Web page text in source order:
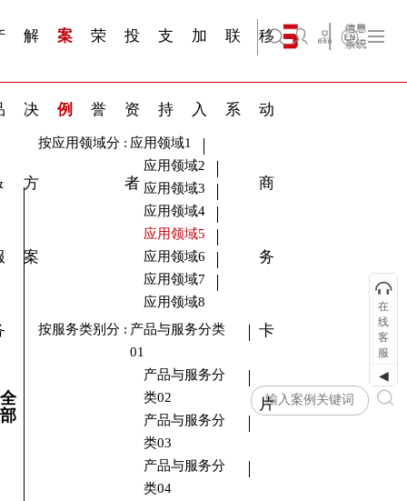
解
决
方
案
船舶与海洋
案
例
荣
誉
投
资
者
支
持
加
入
常见问题FAQ
联
系
移
动
商
务
卡
片
旗下公司名称四 English
全
部
按应用领域分 : 应用领域1
应用领域2
应用领域3
应用领域4
应用领域5
应用领域6
应用领域7
应用领域8
按服务类别分 : 产品与服务分类
01
产品与服务分
类02
产品与服务分
类03
产品与服务分
类04
在
线
客
服
◀